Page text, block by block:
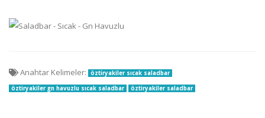
Anahtar Kelimeler:
öztiryakiler sıcak saladbar
öztiryakiler gn havuzlu sıcak saladbar
öztiryakiler saladbar